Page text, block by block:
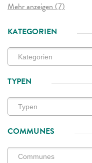
Mehr anzeigen (7)
KATEGORIEN
TYPEN
COMMUNES